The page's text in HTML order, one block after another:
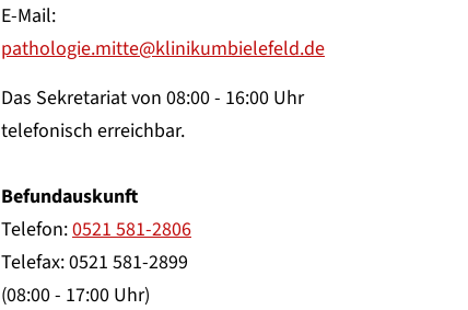
E-Mail:
pathologie.mitte@klinikumbielefeld.de
Das Sekretariat von 08:00 - 16:00 Uhr
telefonisch erreichbar.
Befundauskunft
Telefon:0521 581-2806
Telefax: 0521 581-2899
(08:00 - 17:00 Uhr)